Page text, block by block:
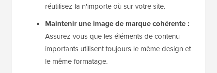
réutilisez-la n'importe où sur votre site.
Maintenir une image de marque cohérente :
Assurez-vous que les éléments de contenu
importants utilisent toujours le même design et
le même formatage.